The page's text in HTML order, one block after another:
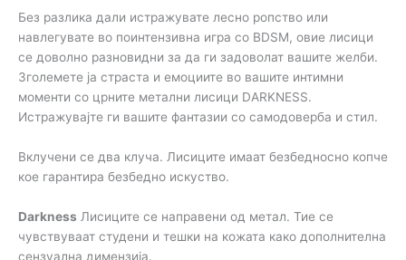
Без разлика дали истражувате лесно ропство или
навлегувате во поинтензивна игра со BDSM, овие лисици
се доволно разновидни за да ги задоволат вашите желби.
Зголемете ја страста и емоциите во вашите интимни
моменти со црните метални лисици DARKNESS.
Истражувајте ги вашите фантазии со самодоверба и стил.
Вклучени се два клуча. Лисиците имаат безбедносно копче
кое гарантира безбедно искуство.
Darkness Лисиците се направени од метал. Тие се
чувствуваат студени и тешки на кожата како дополнителна
сензуална димензија.